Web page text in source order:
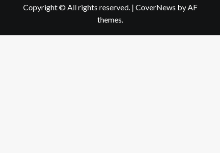
Copyright © All rights reserved. | CoverNews by AF
themes.